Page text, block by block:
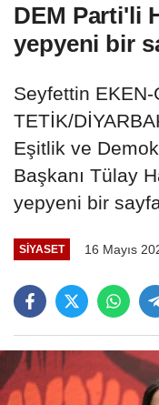
DEM Parti'li
yepyeni bir
Seyfettin EKEN-
TETİK/
Eşitlik ve
Başkanı Tülay
yepyeni bir
SIYASET 16 Mayıs